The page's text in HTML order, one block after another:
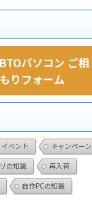
パソコン ご相
りフォーム
イベント
キャンペーン
の知識
再入荷
自作PCの知識